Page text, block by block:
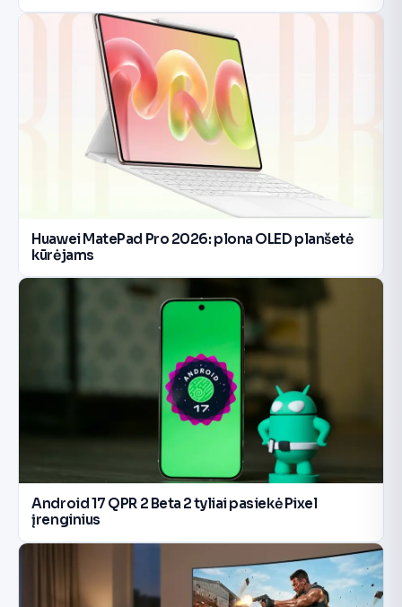
Huawei MatePad Pro 2026: plona OLED planšetė
kūrėjams
Android 17 QPR 2 Beta 2 tyliai pasiekė Pixel
įrenginius